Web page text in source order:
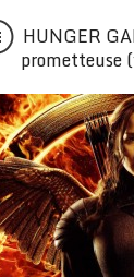
HUNGER
prometteuse